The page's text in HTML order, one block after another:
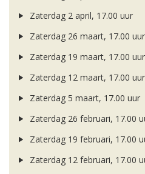
Zaterdag 2 april, 17.00 uur
Zaterdag 26 maart, 17.00 uur
Zaterdag 19 maart, 17.00 uur
Zaterdag 12 maart, 17.00 uur
Zaterdag 5 maart, 17.00 uur
Zaterdag 26 februari, 17.00
Zaterdag 19 februari, 17.00
Zaterdag 12 februari, 17.00